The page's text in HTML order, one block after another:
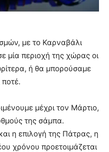
με το Καρναβάλι
μία περιοχή της χώρας οι
ή θα μπορούσαμε
μέχρι τον Μάρτιο,
της σάμπα.
η επιλογή της Πάτρας, η
χρόνου προετοιμάζεται